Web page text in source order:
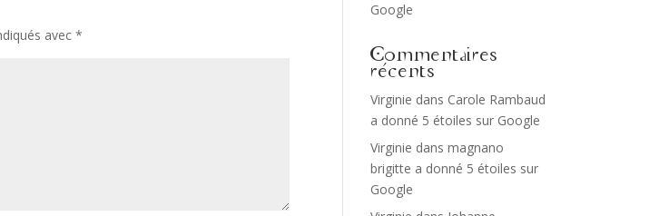
avec*
Google
Commentaires
récents
Virginie dans Carole Rambaud
a donné 5 étoiles sur Google
Virginie dansmagnano
brigitte a donné 5 étoiles sur
Google